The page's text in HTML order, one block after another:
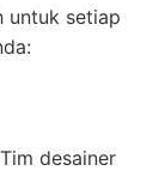
untuk setiap
desainer